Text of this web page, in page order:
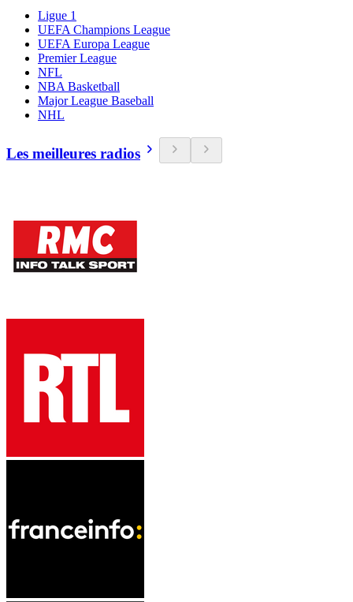
Ligue 1
UEFA Champions League
UEFA Europa League
Premier League
NFL
NBA Basketball
Major League Baseball
NHL
Les meilleures radios